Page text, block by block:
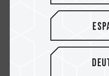
Proporciona
frecuencia y
Para la familia DDR3
TEAMGROUP Inc.
calidad coherente de